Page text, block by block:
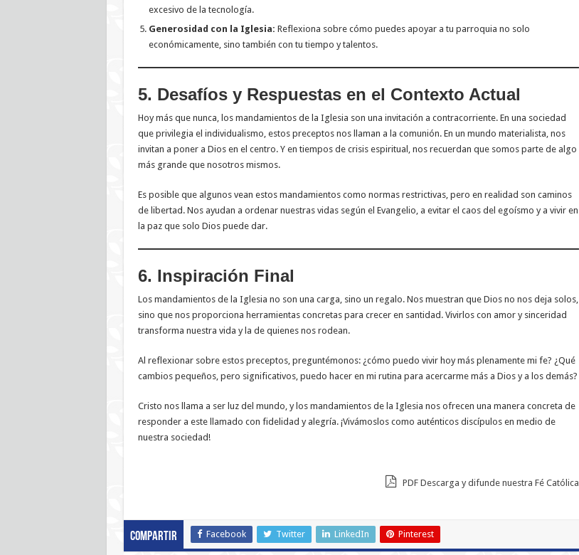
excesivo de la tecnología.
Generosidad con la Iglesia: Reflexiona sobre cómo puedes apoyar a tu parroquia no solo
económicamente, sino también con tu tiempo y talentos.
5. Desafíos y Respuestas en el Contexto Actual
Hoy más que nunca, los mandamientos de la Iglesia son una invitación a contracorriente. En una sociedad
que privilegia el individualismo, estos preceptos nos llaman a la comunión. En un mundo materialista, nos
invitan a poner a Dios en el centro. Y en tiempos de crisis espiritual, nos recuerdan que somos parte de algo
más grande que nosotros mismos.
Es posible que algunos vean estos mandamientos como normas restrictivas, pero en realidad son caminos
de libertad. Nos ayudan a ordenar nuestras vidas según el Evangelio, a evitar el caos del egoísmo y a vivir en
la paz que solo Dios puede dar.
6. Inspiración Final
Los mandamientos de la Iglesia no son una carga, sino un regalo. Nos muestran que Dios no nos deja solos,
sino que nos proporciona herramientas concretas para crecer en santidad. Vivirlos con amor y sinceridad
transforma nuestra vida y la de quienes nos rodean.
Al reflexionar sobre estos preceptos, preguntémonos: ¿cómo puedo vivir hoy más plenamente mi fe? ¿Qué
cambios pequeños, pero significativos, puedo hacer en mi rutina para acercarme más a Dios y a los demás?
Cristo nos llama a ser luz del mundo, y los mandamientos de la Iglesia nos ofrecen una manera concreta de
responder a este llamado con fidelidad y alegría. ¡Vivámoslos como auténticos discípulos en medio de
nuestra sociedad!
PDF Descarga y difunde nuestra Fé Católica
Compartir Facebook Twitter LinkedIn Pinterest